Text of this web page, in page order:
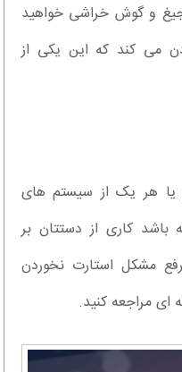
جیغ و گوش خراشی خواهید
می کند که این یکی از
یا هر یک از سیستم های
باشد کاری از دستتان بر
مشکل استارت نخوردن
ای مراجعه کنید.